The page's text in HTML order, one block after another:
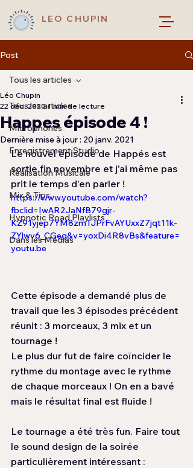
LEO CHUPIN
Post
Tous les articles
Microphones
Enregistrement Studio
Réalisation Musicale
Mix & Tips
Hypnotic Road Playlists
Dans les Médias
Tous les articles
Happes épisode 4 !
Léo Chupin
22 déc. 2020 1 min de lecture
Dernière mise à jour : 20 janv. 2021
Le nouvel épisode de Happés est
sortie fin novembre et j'ai même pas
prit le temps d'en parler !
https://www.youtube.com/watch?
fbclid=IwAR2JaNfB79gjr-
KZ91yjep7YM8zmTJPrFvAYUxxZ7jqt11k-
ZYlwv6_CGeg&v=yoxDi4R8vBs&feature=
youtu.be
Cette épisode a demandé plus de
travail que les 3 épisodes précédent
réunit : 3 morceaux, 3 mix et un
tournage !
Le plus dur fut de faire coïncider le
rythme du montage avec le rythme
de chaque morceaux ! On en a bavé
mais le résultat final est fluide !
Le tournage a été très fun. Faire tout
le sound design de la soirée
particulièrement intéressant :